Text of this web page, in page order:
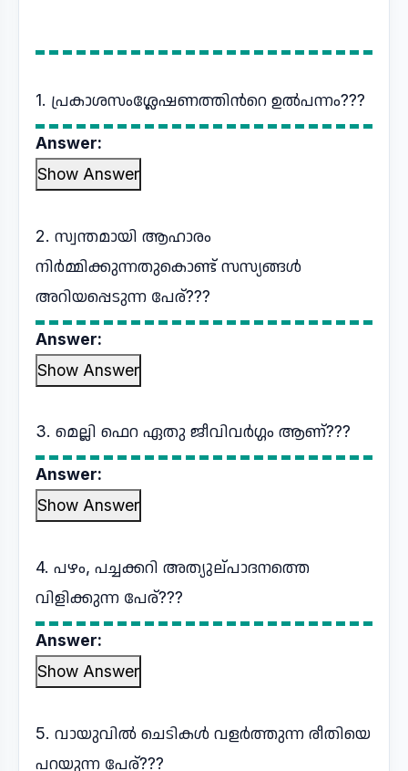
1. പ്രകാശസംശ്ലേഷണത്തിന്‍റെ ഉല്‍പന്നം???
Answer:
Show Answer
2. സ്വന്തമായി ആഹാരം
നിര്‍മ്മിക്കുന്നതുകൊണ്ട് സസ്യങ്ങള്‍
അറിയപ്പെടുന്ന പേര്???
Answer:
Show Answer
3. മെല്ലി ഫെറ ഏതു ജീവിവർഗ്ഗം ആണ്???
Answer:
Show Answer
4. പഴം, പച്ചക്കറി അത്യുല്പാദനത്തെ
വിളിക്കുന്ന പേര്???
Answer:
Show Answer
5. വായുവിൽ ചെടികൾ വളർത്തുന്ന രീതിയെ
പറയുന്ന പേര്???